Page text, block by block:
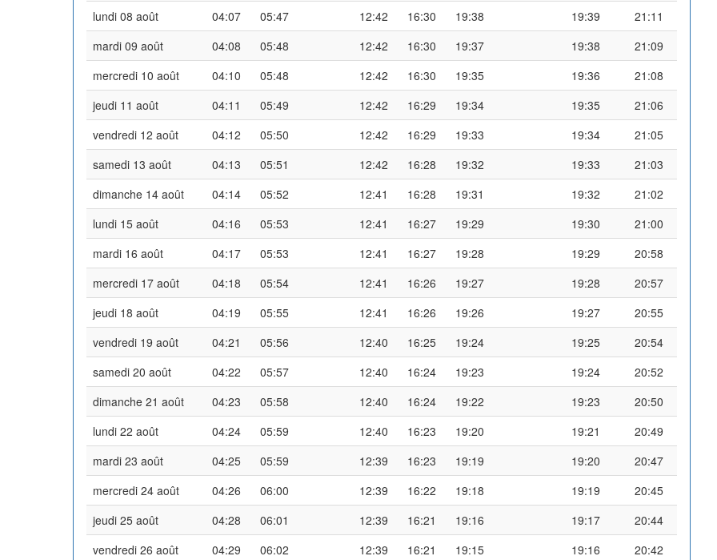
lundi 08 août
04:07 05:47 12:42 16:30 19:38 19:39
21:11
mardi 09 août
04:08 05:48 12:42 16:30 19:37 19:38
21:09
mercredi 10 août
04:10 05:48 12:42 16:30 19:35 19:36
21:08
jeudi 11 août
04:11 05:49 12:42 16:29 19:34 19:35
21:06
vendredi 12 août
04:12 05:50 12:42 16:29 19:33 19:34
21:05
samedi 13 août
04:13 05:51 12:42 16:28 19:32 19:33
21:03
dimanche 14 août
04:14 05:52 12:41 16:28 19:31 19:32
21:02
lundi 15 août
04:16 05:53 12:41 16:27 19:29 19:30
21:00
mardi 16 août
04:17 05:53 12:41 16:27 19:28 19:29
20:58
mercredi 17 août
04:18 05:54 12:41 16:26 19:27 19:28
20:57
jeudi 18 août
04:19 05:55 12:41 16:26 19:26 19:27
20:55
vendredi 19 août
04:21 05:56 12:40 16:25 19:24 19:25
20:54
samedi 20 août
04:22 05:57 12:40 16:24 19:23 19:24
20:52
dimanche 21 août
04:23 05:58 12:40 16:24 19:22 19:23
20:50
lundi 22 août
04:24 05:59 12:40 16:23 19:20 19:21
20:49
mardi 23 août
04:25 05:59 12:39 16:23 19:19 19:20
20:47
mercredi 24 août
04:26 06:00 12:39 16:22 19:18 19:19
20:45
jeudi 25 août
04:28 06:01 12:39 16:21 19:16 19:17
20:44
vendredi 26 août
04:29 06:02 12:39 16:21 19:15 19:16
20:42